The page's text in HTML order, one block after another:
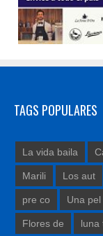
TAGS POPULARES
La vida baila
Marili Los aut
pre co Una pel
Flores de luna